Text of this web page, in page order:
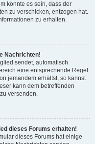
könnte es sein, dass der
zu verschicken, entzogen hat.
zu erhalten.
Nachrichten!
sendet, automatisch
eine entsprechende Regel
jemandem erhältst, so kannst
kann dem betreffenden
versenden.
dieses Forums erhalten!
dieses Forums hat einige